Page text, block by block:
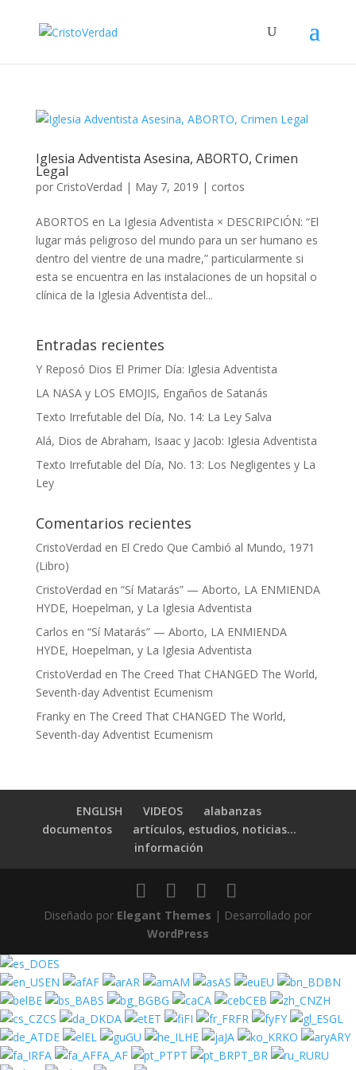
Iglesia Adventista Asesina, ABORTO, Crimen
Legal
por CristoVerdad | May 7, 2019 | cortos
ABORTOS en La Iglesia Adventista × DESCRIPCIÓN: “El
lugar más peligroso del mundo para un ser humano es
dentro del vientre de una madre,” particularmente si
esta se encuentra en las instalaciones de un hopsital o
clínica de la Iglesia Adventista del...
Entradas recientes
Y Reposó Dios El Primer Día: Iglesia Adventista
LA NASA y LOS EMOJIS, Engaños de Satanás
Texto Irrefutable del Día, No. 14: La Ley Salva
Alá, Dios de Abraham, Isaac y Jacob: Iglesia Adventista
Texto Irrefutable del Día, No. 13: Los Negligentes y La
Ley
Comentarios recientes
CristoVerdad en El Credo Que Cambió al Mundo, 1971
(Libro)
CristoVerdad en “Sí Matarás” — Aborto, LA ENMIENDA
HYDE, Hoepelman, y La Iglesia Adventista
Carlos en “Sí Matarás” — Aborto, LA ENMIENDA
HYDE, Hoepelman, y La Iglesia Adventista
CristoVerdad en The Creed That CHANGED The World,
Seventh-day Adventist Ecumenism
Frankyen The Creed That CHANGED The World,
Seventh-day Adventist Ecumenism
ENGLISH VIDEOS
alabanzas
documentos
artículos, estudios, noticias…
información
Diseñado por Elegant Themes | Desarrollado por
WordPress
ES
EN
AF AR AM AS EU
BN
BE
BS BG CA CEB
ZH
CS
DA ET FI FR FY
GL
DE
EL GU HE JA KO
ARY
FA
FA_AF PT PT_BR
RU